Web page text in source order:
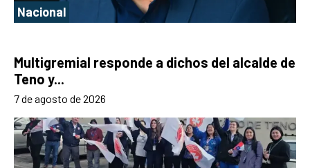
Nacional
Multigremial responde a dichos del alcalde de
Teno y...
7 de agosto de 2026